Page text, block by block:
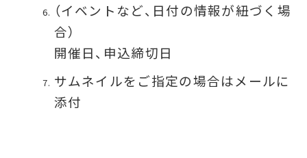
（イベントなど、日付の情報が紐づく場
合）
開催日、申込締切日
サムネイルをご指定の場合はメールに
添付